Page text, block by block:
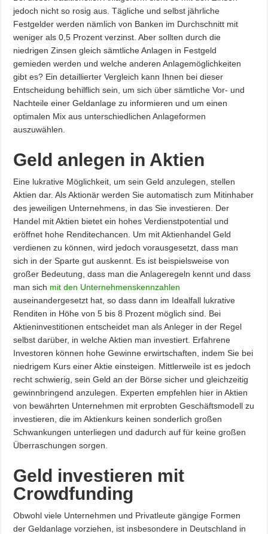
jedoch nicht so rosig aus. Tägliche und selbst jährliche
Festgelder werden nämlich von Banken im Durchschnitt mit
weniger als 0,5 Prozent verzinst. Aber sollten durch die
niedrigen Zinsen gleich sämtliche Anlagen in Festgeld
gemieden werden und welche anderen Anlagemöglichkeiten
gibt es? Ein detaillierter Vergleich kann Ihnen bei dieser
Entscheidung behilflich sein, um sich über sämtliche Vor- und
Nachteile einer Geldanlage zu informieren und um einen
optimalen Mix aus unterschiedlichen Anlageformen
auszuwählen.
Geld anlegen in Aktien
Eine lukrative Möglichkeit, um sein Geld anzulegen, stellen
Aktien dar. Als Aktionär werden Sie automatisch zum Mitinhaber
des jeweiligen Unternehmens, in das Sie investieren. Der
Handel mit Aktien bietet ein hohes Verdienstpotential und
eröffnet hohe Renditechancen. Um mit Aktienhandel Geld
verdienen zu können, wird jedoch vorausgesetzt, dass man
sich in der Sparte gut auskennt. Es ist beispielsweise von
großer Bedeutung, dass man die Anlageregeln kennt und dass
man sich mit den Unternehmenskennzahlen
auseinandergesetzt hat, so dass dann im Idealfall lukrative
Renditen in Höhe von 5 bis 8 Prozent möglich sind. Bei
Aktieninvestitionen entscheidet man als Anleger in der Regel
selbst darüber, in welche Aktien man investiert. Erfahrene
Investoren können hohe Gewinne erwirtschaften, indem Sie bei
niedrigem Kurs einer Aktie einsteigen. Mittlerweile ist es jedoch
recht schwierig, sein Geld an der Börse sicher und gleichzeitig
gewinnbringend anzulegen. Experten empfehlen hier in Aktien
von bewährten Unternehmen mit erprobten Geschäftsmodell zu
investieren, die im Aktienkurs keinen sonderlich großen
Schwankungen unterliegen und dadurch auf für keine großen
Überraschungen sorgen.
Geld investieren mit
Crowdfunding
Obwohl viele Unternehmen und Privatleute gängige Formen
der Geldanlage vorziehen, ist insbesondere in Deutschland in